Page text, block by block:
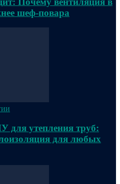
шеф-повара
для утепления труб:
для любых